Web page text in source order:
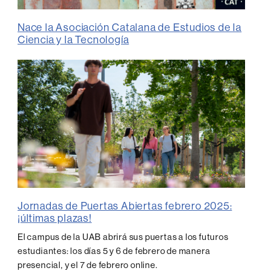
Nace la Asociación Catalana de Estudios de la
Ciencia y la Tecnología
Jornadas de Puertas Abiertas febrero 2025:
¡últimas plazas!
El campus de la UAB abrirá sus puertas a los futuros
estudiantes: los días 5 y 6 de febrero de manera
presencial, y el 7 de febrero online.